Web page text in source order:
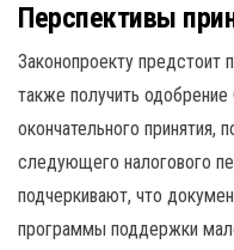
Перспективы
Законопроекту предстоит
также получить
окончательного принятия,
следующего налогового
подчеркивают, что
программы поддержки